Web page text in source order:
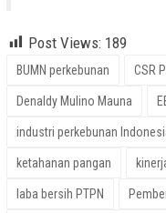
Post Views: 189
BUMN perkebunan CSR
Denaldy Mulino Mauna
industri perkebunan
ketahanan pangan
laba bersih PTPN